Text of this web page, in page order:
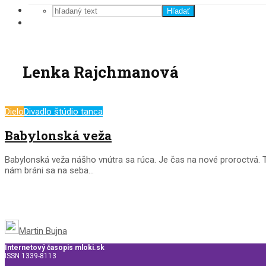
Hľadať
Lenka Rajchmanová
DieloDivadlo štúdio tanca
Babylonská veža
Babylonská veža nášho vnútra sa rúca. Je čas na nové
nám bráni sa na seba...
Martin Bujna
Internetový časopis mloki.sk
ISSN 1339-8113